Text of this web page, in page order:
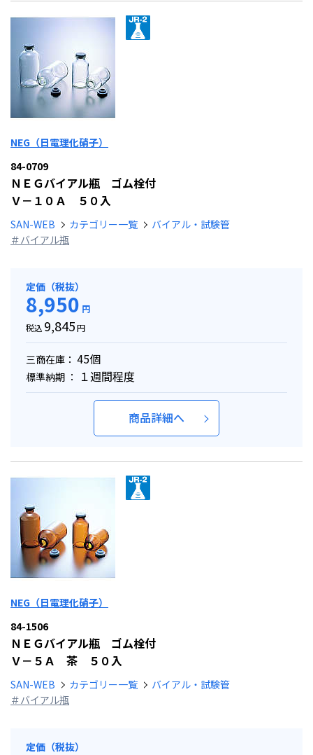
NEG（日電理化硝子）
84-0709
ＮＥＧバイアル瓶 ゴム栓付
Ｖ－１０Ａ ５０入
SAN-WEB カテゴリー一覧
バイアル・試験管
＃バイアル瓶
定価（税抜）
8,950 円
税込 9,845円
三商在庫： 45個
標準納期 ： １週間程度
商品詳細へ
NEG（日電理化硝子）
84-1506
ＮＥＧバイアル瓶 ゴム栓付
Ｖ－５Ａ 茶 ５０入
SAN-WEB カテゴリー一覧
バイアル・試験管
＃バイアル瓶
定価（税抜）